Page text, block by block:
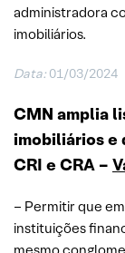
administradora
imobiliários.
Data: 01/03/2024
CMN amplia
imobiliários e
CRI e CRA –
– Permitir que
instituições
mesmo